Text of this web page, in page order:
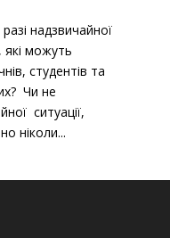
надзвичайної
які можуть
студентів та
Чи не
ситуації,
ніколи...